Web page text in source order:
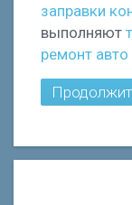
заправки
выполняют
ремонт авто